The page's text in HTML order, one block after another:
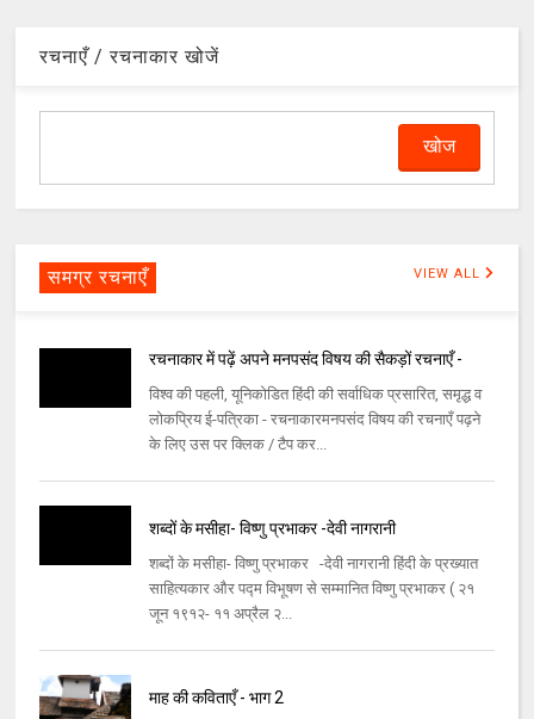
रचनाएँ / रचनाकार खोजें
समग्र रचनाएँ VIEW ALL
रचनाकार में पढ़ें अपने मनपसंद विषय की सैकड़ों रचनाएँ -
विश्व की पहली, यूनिकोडित हिंदी की सर्वाधिक प्रसारित, समृद्ध व
लोकप्रिय ई-पत्रिका - रचनाकारमनपसंद विषय की रचनाएँ पढ़ने
के लिए उस पर क्लिक / टैप कर...
शब्दों के मसीहा- विष्णु प्रभाकर -देवी नागरानी
शब्दों के मसीहा- विष्णु प्रभाकर -देवी नागरानी हिंदी के प्रख्यात
साहित्यकार और पद्म विभूषण से सम्मानित विष्णु प्रभाकर ( २१
जून १९१२- ११ अप्रैल २...
माह की कविताएँ - भाग 2